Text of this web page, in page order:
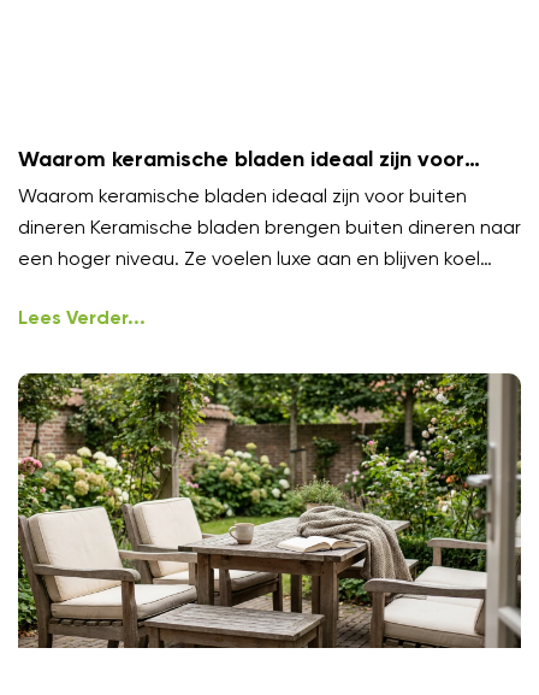
Waarom keramische bladen ideaal zijn voor
buiten dineren
Waarom keramische bladen ideaal zijn voor buiten
dineren Keramische bladen brengen buiten dineren naar
een hoger niveau. Ze voelen luxe aan en blijven koel
Lees Verder...